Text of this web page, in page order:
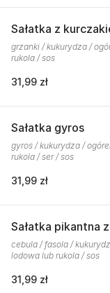
Sałatka z
grzanki / kukurydza /
rukola / sos
31,99 zł
Sałatka gyros
gyros / kukurydza /
rukola / ser / sos
31,99 zł
Sałatka pikantna
cebula / fasola /
lodowa lub rukola / sos
31,99 zł